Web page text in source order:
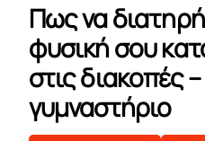
Πως να
φυσική σου
στις διακοπές
γυμναστήριο